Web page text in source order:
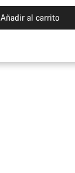
Añadir al carrito